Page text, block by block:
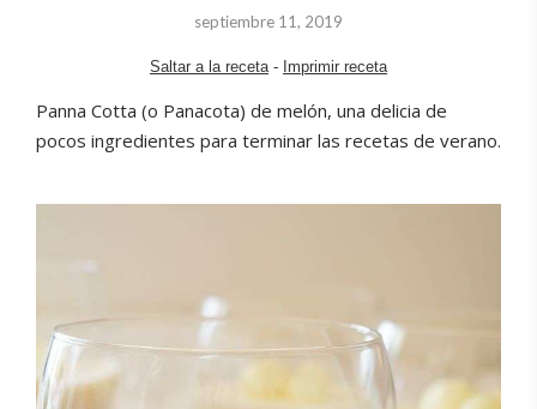
septiembre 11, 2019
Saltar a la receta- Imprimir receta
Panna Cotta (o Panacota) de melón, una delicia de
pocos ingredientes para terminar las recetas de verano.